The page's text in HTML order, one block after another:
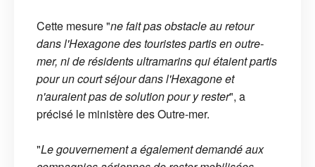
Cette mesure "ne fait pas obstacle au retour
dans l'Hexagone des touristes partis en outre-
mer, ni de résidents ultramarins qui étaient partis
pour un court séjour dans l'Hexagone et
n'auraient pas de solution pour y rester", a
précisé le ministère des Outre-mer.
"Le gouvernement a également demandé aux